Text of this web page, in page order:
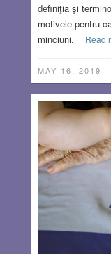
definiţia şi
motivele pentru
minciuni.
Read
MAY 16, 2019